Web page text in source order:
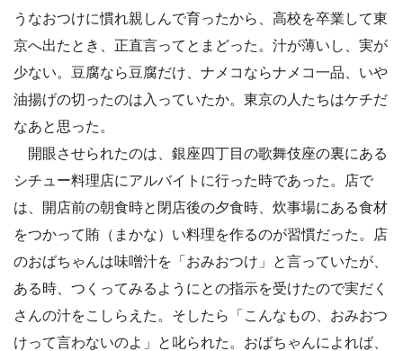
うなおつけに慣れ親しんで育ったから、高校を卒業して東
京へ出たとき、正直言ってとまどった。汁が薄いし、実が
少ない。豆腐なら豆腐だけ、ナメコならナメコ一品、いや
油揚げの切ったのは入っていたか。東京の人たちはケチだ
なあと思った。
開眼させられたのは、銀座四丁目の歌舞伎座の裏にある
シチュー料理店にアルバイトに行った時であった。店で
は、開店前の朝食時と閉店後の夕食時、炊事場にある食材
をつかって賄（まかな）い料理を作るのが習慣だった。店
のおばちゃんは味噌汁を「おみおつけ」と言っていたが、
ある時、つくってみるようにとの指示を受けたので実だく
さんの汁をこしらえた。そしたら「こんなもの、おみおつ
けって言わないのよ」と叱られた。おばちゃんによれば、